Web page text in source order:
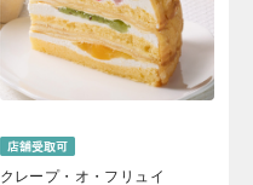
クレープ・オ・フリュイ